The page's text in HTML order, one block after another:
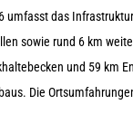
umfasst das
sowie rund 6 km
und 59 km
Die